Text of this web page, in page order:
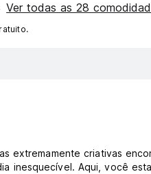
Ver todas as 28
extremamente criativas
inesquecível. Aqui, você